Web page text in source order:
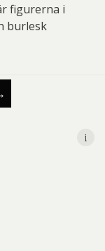
figurerna i
burlesk
i